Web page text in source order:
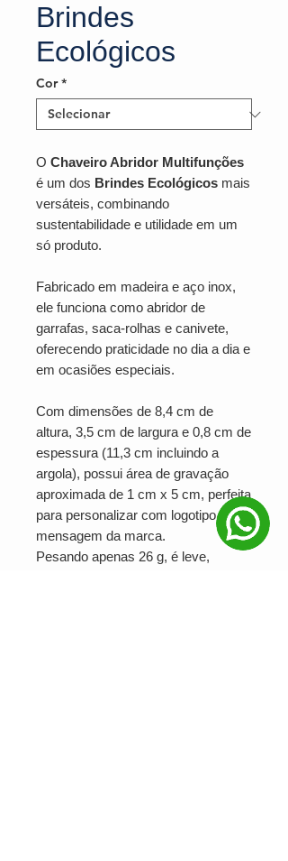
Brindes
Ecológicos
Cor *
O Chaveiro Abridor Multifunções
é um dos Brindes Ecológicos mais
versáteis, combinando
sustentabilidade e utilidade em um
só produto.
Fabricado em madeira e aço inox,
ele funciona como abridor de
garrafas, saca-rolhas e canivete,
oferecendo praticidade no dia a dia e
em ocasiões especiais.
Com dimensões de 8,4 cm de
altura, 3,5 cm de largura e 0,8 cm de
espessura (11,3 cm incluindo a
argola), possui área de gravação
aproximada de 1 cm x 5 cm, perfeita
para personalizar com logotipo ou
mensagem da marca.
Pesando apenas 26 g, é leve,